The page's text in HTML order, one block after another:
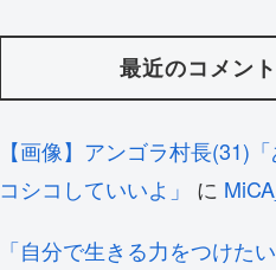
最近のコメント
【画像】アンゴラ村長(31)
コシコしていいよ」
に
「自分で生きる力をつけた